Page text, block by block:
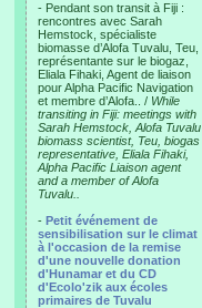
- Pendant son transit à Fiji :
rencontres avec Sarah
Hemstock, spécialiste
biomasse d’Alofa Tuvalu, Teu,
représentante sur le biogaz,
Eliala Fihaki, Agent de liaison
pour Alpha Pacific Navigation
et membre d’Alofa.. / While
transiting in Fiji: meetings with
Sarah Hemstock, Alofa Tuvalu
biomass scientist, Teu, biogas
representative, Eliala Fihaki,
Alpha Pacific Liaison agent
and a member of Alofa
Tuvalu..
- Petit événement de
sensibilisation sur le climat
à l'occasion de la remise
d'une nouvelle donation
d'Hunamar et du CD
d'Ecolo'zik aux écoles
primaires de Tuvalu